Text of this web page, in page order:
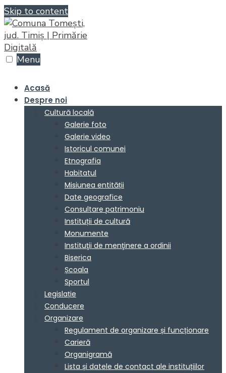
Skip to content
Menu
Acasă
Despre noi
Cultură locală
Galerie foto
Galerie video
Istoricul comunei
Etnografia
Habitatul
Misiunea entității
Date geografice
Consultare patrimoniu
Instituții de cultură
Monumente
Instituţii de menţinere a ordinii
Biserica
Școala
Sportul
Legislație
Conducere
Organizare
Regulament de organizare și funcționare
Carieră
Organigramă
Lista și datele de contact ale instituțiilor